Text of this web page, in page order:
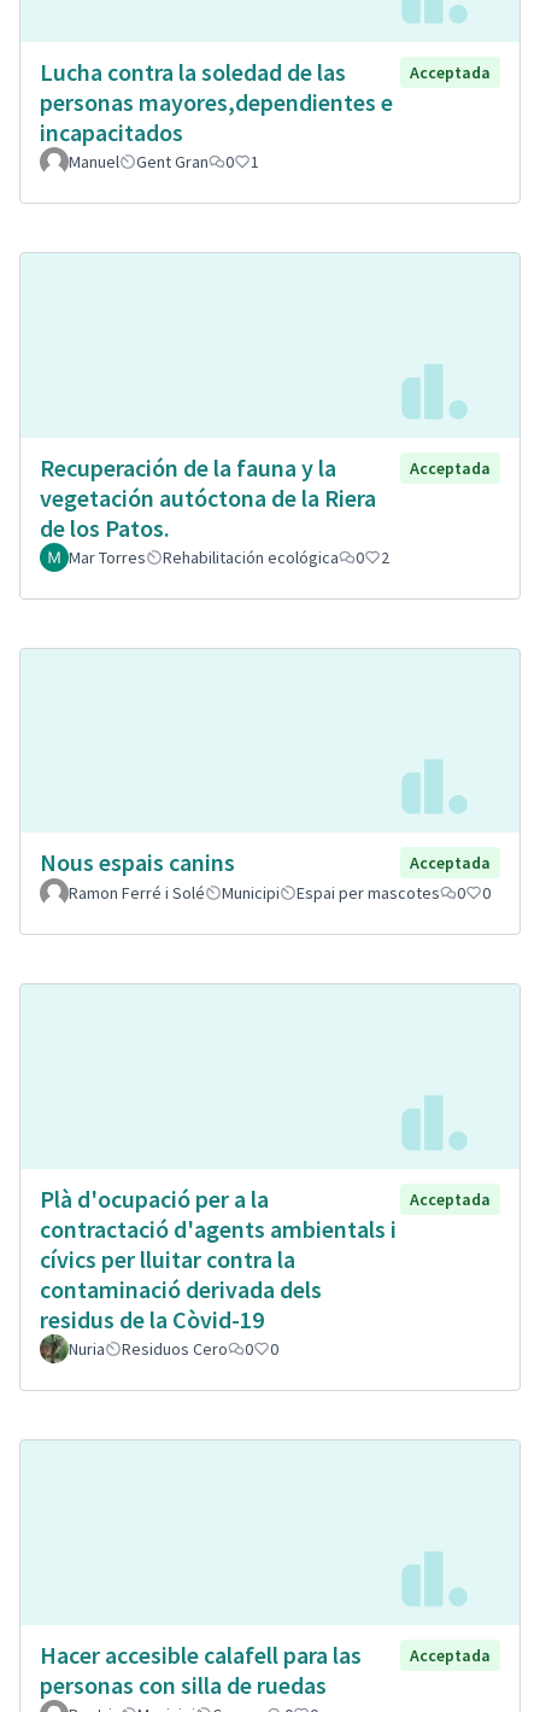
Lucha contra la soledad de las
personas mayores,dependientes e
incapacitados
Acceptada
Manuel Gent Gran 0 1
Recuperación de la fauna y la
vegetación autóctona de la Riera
de los Patos.
Acceptada
Mar Torres Rehabilitación ecológica 0 2
Nous espais canins
Acceptada
Ramon Ferré i Solé
Municipi Espai per mascotes 0 0
Plà d'ocupació per a la
contractació d'agents ambientals i
cívics per lluitar contra la
contaminació derivada dels
residus de la Còvid-19
Acceptada
Nuria Residuos Cero 0 0
Hacer accesible calafell para las
personas con silla de ruedas
Acceptada